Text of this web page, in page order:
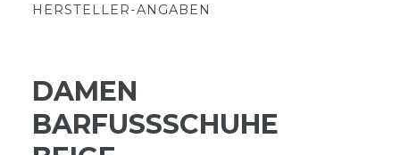
HERSTELLER-ANGABEN
DAMEN
BARFUSSSCHUHE B